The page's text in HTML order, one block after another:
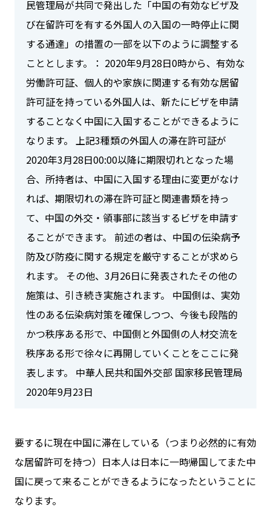
民管理局が共同で発出した「中国の有効なビザ及
び在留許可を有する外国人の入国の一時停止に関
する通達」の措置の一部を以下のように調整する
こととします。： 2020年9月28日0時から、有効な
労働許可証、個人的や家族に関連する有効な居留
許可証を持っている外国人は、新たにビザを申請
することなく中国に入国することができるように
なります。 上記3種類の外国人の滞在許可証が
2020年3月28日00:00以降に期限切れとなった場
合、所持者は、中国に入国する理由に変更がなけ
れば、期限切れの滞在許可証と関連書類を持っ
て、中国の外交・領事部に該当するビザを申請す
ることができます。 前述の者は、中国の伝染病予
防及び防疫に関する規定を厳守することが求めら
れます。 その他、3月26日に発表されたその他の
施策は、引き続き実施されます。 中国側は、実効
性のある伝染病対策を確保しつつ、今後も段階的
かつ秩序ある形で、中国側と外国側の人材交流を
秩序ある形で徐々に再開していくことをここに発
表します。 中華人民共和国外交部 国家移民管理局
2020年9月23日
要するに現在中国に滞在している（つまり必然的に有効
な居留許可を持つ）日本人は日本に一時帰国してまた中
国に戻って来ることができるようになったということに
なります。